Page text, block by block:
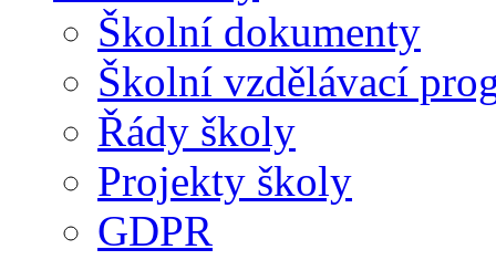
Školní dokumenty
Školní vzdělávací
Řády školy
Projekty školy
GDPR